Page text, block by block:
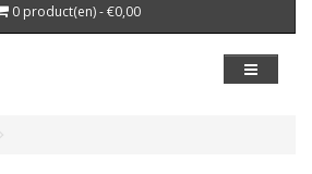
0 product(en) - €0,00